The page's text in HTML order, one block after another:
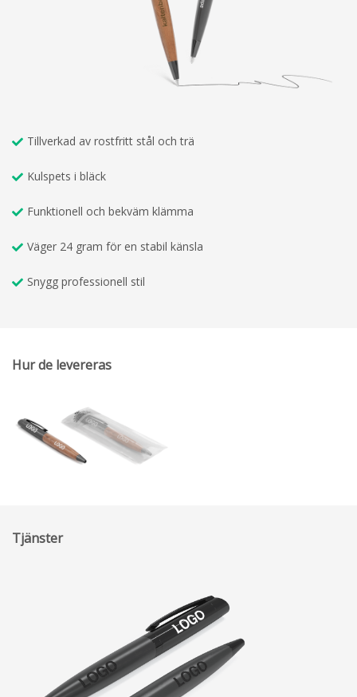
Tillverkad av rostfritt stål och trä
Kulspets i bläck
Funktionell och bekväm klämma
Väger 24 gram för en stabil känsla
Snygg professionell stil
Hur de levereras
Tjänster